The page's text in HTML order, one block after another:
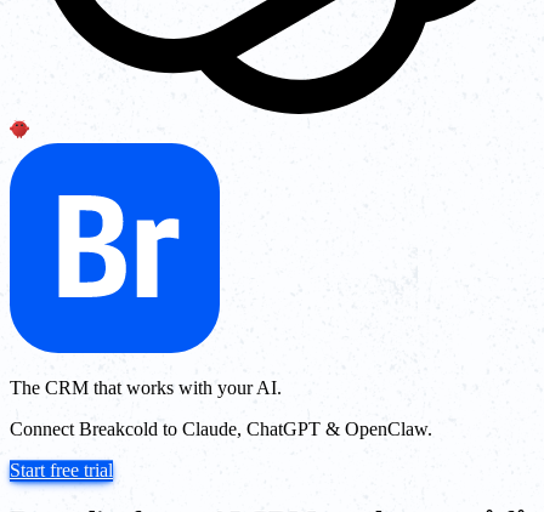
The CRM that works with your AI.
Connect Breakcold to Claude, ChatGPT & OpenClaw.
Start free trial